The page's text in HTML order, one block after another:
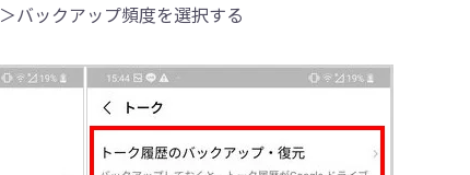
＞バックアップ頻度を選択する